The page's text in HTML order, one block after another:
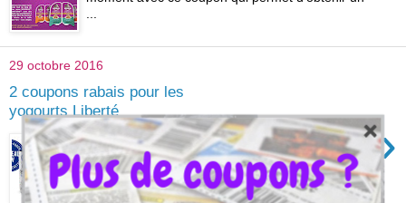
...
29 octobre 2016
2 coupons rabais pour les
yogourts Liberté
›
Si vous préférez la marque de yogourts et
d'autres produits Liberté, utilisez ces 2 coupons
imprimables sur le site Save.ca.
Plus de coupons ?